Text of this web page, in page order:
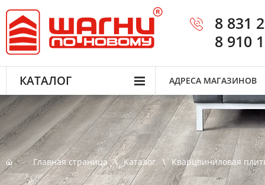
8 831
8 910
КАТАЛОГ АДРЕСА МАГАЗИНОВ
Главная страница Каталог Кварцвиниловая